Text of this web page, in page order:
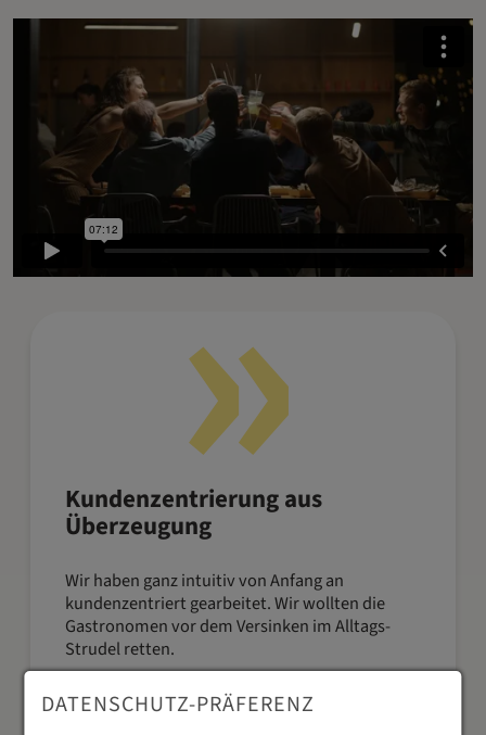
Kundenzentrierung aus
Überzeugung
Wir haben ganz intuitiv von Anfang an
kundenzentriert gearbeitet. Wir wollten die
Gastronomen vor dem Versinken im Alltags-
Strudel retten.
Gründer Gastronovi
DATENSCHUTZ-PRÄFERENZ